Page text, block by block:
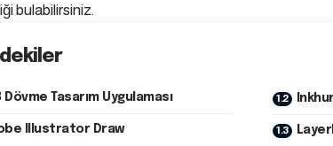
bulabilirsiniz.
Dövme Tasarım Uygulaması
Illustrator Draw